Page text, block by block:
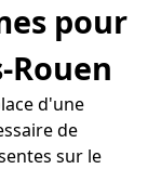
pour
Rouen
d'une
de
sur le